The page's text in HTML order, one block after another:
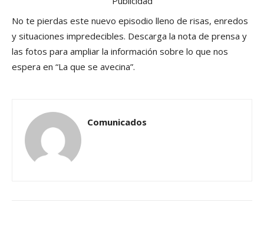
No te pierdas este nuevo episodio lleno de risas, enredos
y situaciones impredecibles. Descarga la nota de prensa y
las fotos para ampliar la información sobre lo que nos
espera en “La que se avecina”.
Comunicados